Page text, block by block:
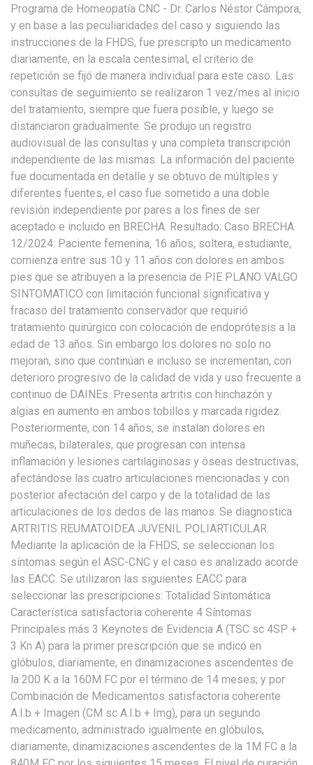
Programa de Homeopatía CNC - Dr. Carlos Néstor Cámpora,
y en base a las peculiaridades del caso y siguiendo las
instrucciones de la FHDS, fue prescripto un medicamento
diariamente, en la escala centesimal, el criterio de
repetición se fijó de manera individual para este caso. Las
consultas de seguimiento se realizaron 1 vez/mes al inicio
del tratamiento, siempre que fuera posible, y luego se
distanciaron gradualmente. Se produjo un registro
audiovisual de las consultas y una completa transcripción
independiente de las mismas. La información del paciente
fue documentada en detalle y se obtuvo de múltiples y
diferentes fuentes, el caso fue sometido a una doble
revisión independiente por pares a los fines de ser
aceptado e incluido en BRECHA. Resultado: Caso BRECHA
12/2024: Paciente femenina, 16 años, soltera, estudiante,
comienza entre sus 10 y 11 años con dolores en ambos
pies que se atribuyen a la presencia de PIE PLANO VALGO
SINTOMATICO con limitación funcional significativa y
fracaso del tratamiento conservador que requirió
tratamiento quirúrgico con colocación de endoprótesis a la
edad de 13 años. Sin embargo los dolores no solo no
mejoran, sino que continúan e incluso se incrementan, con
deterioro progresivo de la calidad de vida y uso frecuente a
continuo de DAINEs. Presenta artritis con hinchazón y
algias en aumento en ambos tobillos y marcada rigidez.
Posteriormente, con 14 años, se instalan dolores en
muñecas, bilaterales, que progresan con intensa
inflamación y lesiones cartilaginosas y óseas destructivas;
afectándose las cuatro articulaciones mencionadas y con
posterior afectación del carpo y de la totalidad de las
articulaciones de los dedos de las manos. Se diagnostica
ARTRITIS REUMATOIDEA JUVENIL POLIARTICULAR.
Mediante la aplicación de la FHDS, se seleccionan los
síntomas según el ASC-CNC y el caso es analizado acorde
las EACC. Se utilizaron las siguientes EACC para
seleccionar las prescripciones: Totalidad Sintomática
Característica satisfactoria coherente 4 Síntomas
Principales más 3 Keynotes de Evidencia A (TSC sc 4SP +
3 Kn A) para la primer prescripción que se indicó en
glóbulos, diariamente, en dinamizaciones ascendentes de
la 200 K a la 160M FC por el término de 14 meses; y por
Combinación de Medicamentos satisfactoria coherente
A.I.b + Imagen (CM sc A.I.b + Img), para un segundo
medicamento, administrado igualmente en glóbulos,
diariamente, dinamizaciones ascendentes de la 1M FC a la